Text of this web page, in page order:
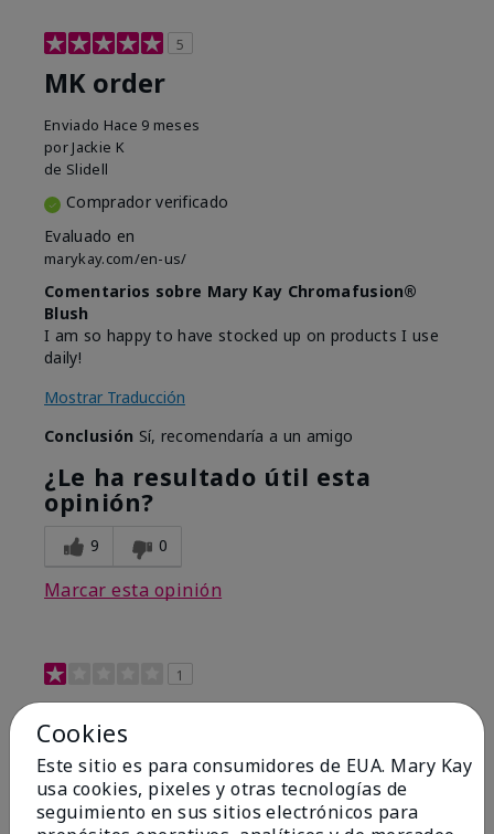
5
MK order
Enviado Hace 9 meses
por Jackie K
de Slidell
Comprador verificado
Evaluado en
marykay.com/en-us/
Comentarios sobre Mary Kay Chromafusion®
Blush
I am so happy to have stocked up on products I use
daily!
Mostrar Traducción
Conclusión Sí, recomendaría a un amigo
¿Le ha resultado útil esta
opinión?
9 0
Marcar esta opinión
1
Not a favorite
EnviadoHace 9 meses
por Bette B.
deGreen Valley
Cookies
Este sitio es para consumidores de EUA. Mary Kay
usa cookies, pixeles y otras tecnologías de
seguimiento en sus sitios electrónicos para